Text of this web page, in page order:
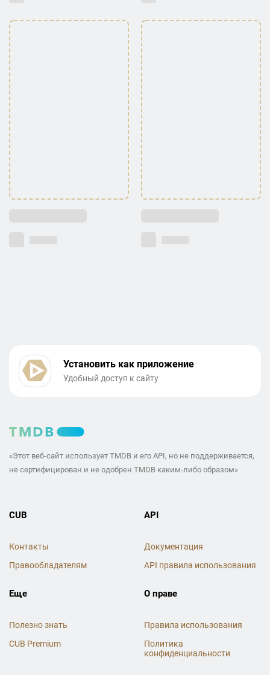
Установить как приложение
Удобный доступ к сайту
«Этот веб-сайт использует TMDB и его API, но не поддерживается,
не сертифицирован и не одобрен TMDB каким-либо образом»
CUB
Контакты
Правообладателям
API
Документация
API правила использования
Еще
Полезно знать
CUB Premium
О праве
Правила использования
Политика
конфиденциальности